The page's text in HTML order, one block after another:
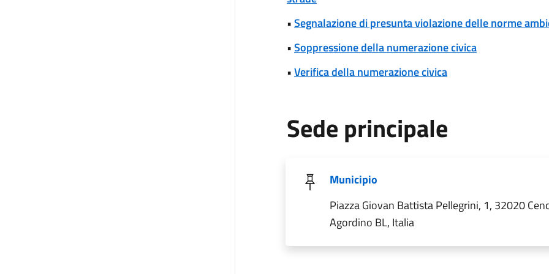
•Segnalazione di presunta violazione delle norme
•Soppressione della numerazione civica
•Verifica della numerazione civica
Sede principale
Municipio
Piazza Giovan Battista Pellegrini, 1, 32020
Agordino BL, Italia